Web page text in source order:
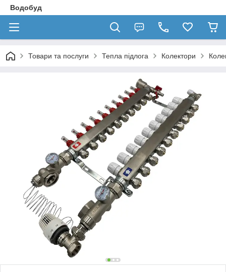
Водобуд
Товари та послуги Тепла підлога Колектори